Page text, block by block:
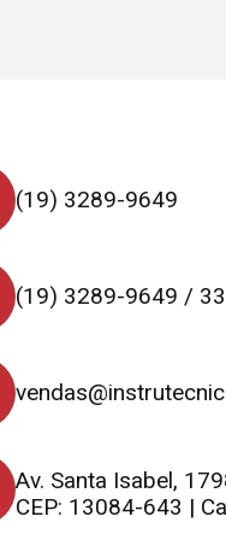
(19) 3289-9649
(19) 3289-9649 /
Av. Santa Isabel,
CEP: 13084-643 |